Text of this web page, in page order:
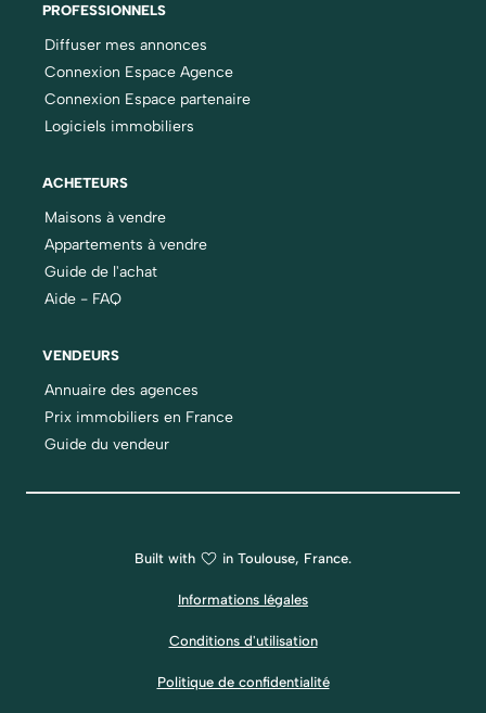
PROFESSIONNELS
Diffuser mes annonces
Connexion Espace Agence
Connexion Espace partenaire
Logiciels immobiliers
ACHETEURS
Maisons à vendre
Appartements à vendre
Guide de l'achat
Aide - FAQ
VENDEURS
Annuaire des agences
Prix immobiliers en France
Guide du vendeur
Built with in Toulouse, France.
Informations légales
Conditions d'utilisation
Politique de confidentialité